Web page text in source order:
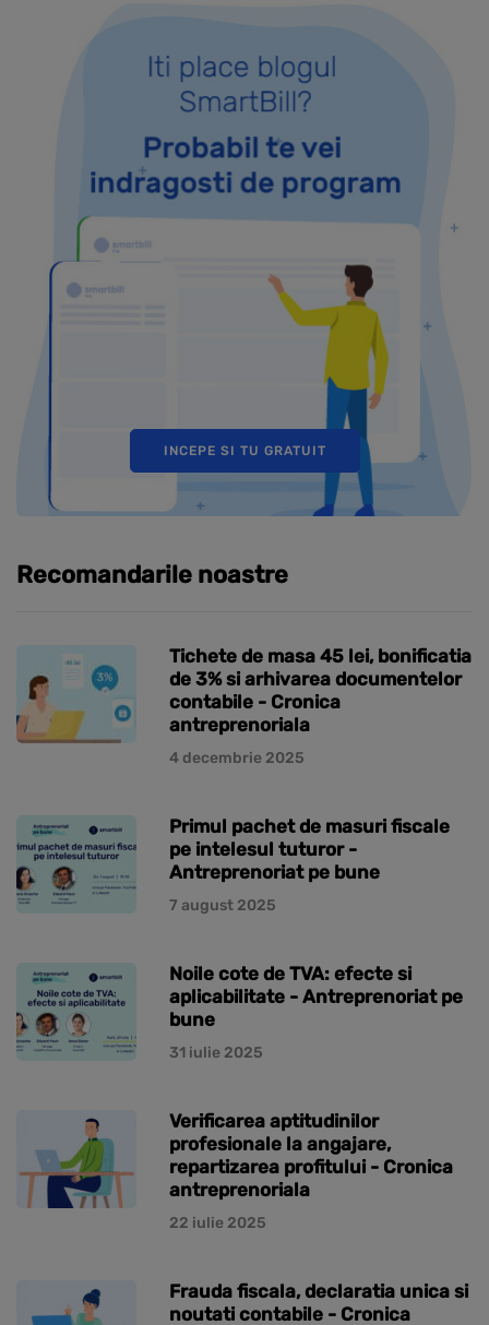
INCEPE SI TU GRATUIT
Recomandarile noastre
Tichete de masa 45 lei, bonificatia
de 3% si arhivarea documentelor
contabile - Cronica
antreprenoriala
4 decembrie 2025
Primul pachet de masuri fiscale
pe intelesul tuturor -
Antreprenoriat pe bune
7 august 2025
Noile cote de TVA: efecte si
aplicabilitate - Antreprenoriat pe
bune
31 iulie 2025
Verificarea aptitudinilor
profesionale la angajare,
repartizarea profitului - Cronica
antreprenoriala
22 iulie 2025
Frauda fiscala, declaratia unica si
noutati contabile - Cronica